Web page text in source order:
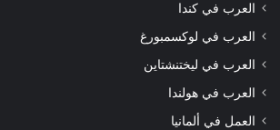
العرب في كندا
العرب في لوكسمبورغ
العرب في ليختنشتاين
العرب في هولندا
العمل في ألمانيا